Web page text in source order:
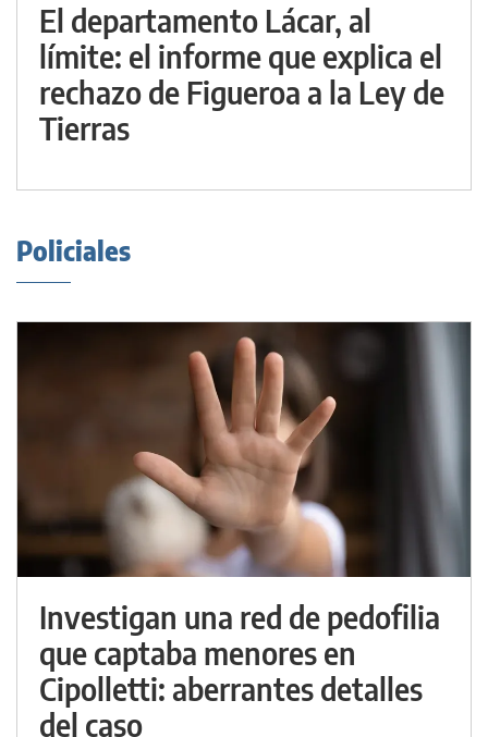
El departamento Lácar, al
límite: el informe que explica el
rechazo de Figueroa a la Ley de
Tierras
Policiales
Investigan una red de pedofilia
que captaba menores en
Cipolletti: aberrantes detalles
del caso